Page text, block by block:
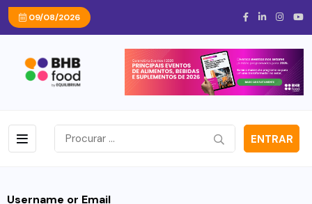
09/08/2026
ENTRAR
Username or Email